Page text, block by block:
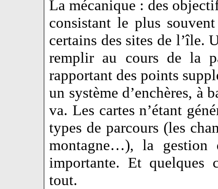
La mécanique : des
consistant le plus
certains des sites de l’île.
remplir au cours de la
rapportant des points
un système d’enchères, à
va. Les cartes n’étant
types de parcours (les
montagne…), la gestion
importante. Et quelques
tout.